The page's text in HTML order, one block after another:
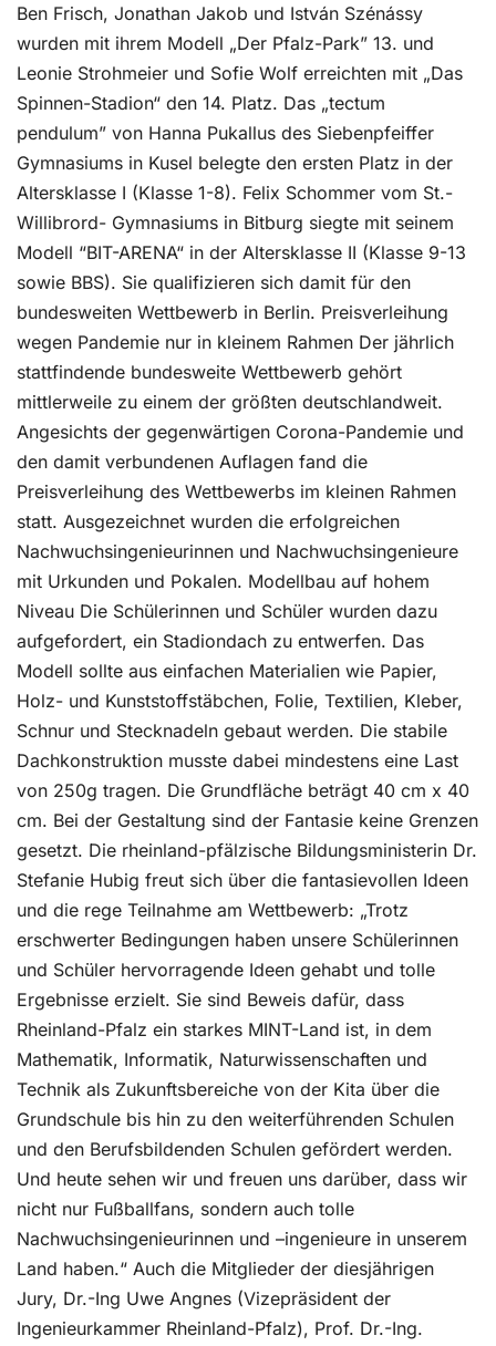
Ben Frisch, Jonathan Jakob und István Szénássy
wurden mit ihrem Modell „Der Pfalz-Park” 13. und
Leonie Strohmeier und Sofie Wolf erreichten mit „Das
Spinnen-Stadion“ den 14. Platz. Das „tectum
pendulum” von Hanna Pukallus des Siebenpfeiffer
Gymnasiums in Kusel belegte den ersten Platz in der
Altersklasse I (Klasse 1-8). Felix Schommer vom St.-
Willibrord- Gymnasiums in Bitburg siegte mit seinem
Modell “BIT-ARENA“ in der Altersklasse II (Klasse 9-13
sowie BBS). Sie qualifizieren sich damit für den
bundesweiten Wettbewerb in Berlin. Preisverleihung
wegen Pandemie nur in kleinem Rahmen Der jährlich
stattfindende bundesweite Wettbewerb gehört
mittlerweile zu einem der größten deutschlandweit.
Angesichts der gegenwärtigen Corona-Pandemie und
den damit verbundenen Auflagen fand die
Preisverleihung des Wettbewerbs im kleinen Rahmen
statt. Ausgezeichnet wurden die erfolgreichen
Nachwuchsingenieurinnen und Nachwuchsingenieure
mit Urkunden und Pokalen. Modellbau auf hohem
Niveau Die Schülerinnen und Schüler wurden dazu
aufgefordert, ein Stadiondach zu entwerfen. Das
Modell sollte aus einfachen Materialien wie Papier,
Holz- und Kunststoffstäbchen, Folie, Textilien, Kleber,
Schnur und Stecknadeln gebaut werden. Die stabile
Dachkonstruktion musste dabei mindestens eine Last
von 250g tragen. Die Grundfläche beträgt 40 cm x 40
cm. Bei der Gestaltung sind der Fantasie keine Grenzen
gesetzt. Die rheinland-pfälzische Bildungsministerin Dr.
Stefanie Hubig freut sich über die fantasievollen Ideen
und die rege Teilnahme am Wettbewerb: „Trotz
erschwerter Bedingungen haben unsere Schülerinnen
und Schüler hervorragende Ideen gehabt und tolle
Ergebnisse erzielt. Sie sind Beweis dafür, dass
Rheinland-Pfalz ein starkes MINT-Land ist, in dem
Mathematik, Informatik, Naturwissenschaften und
Technik als Zukunftsbereiche von der Kita über die
Grundschule bis hin zu den weiterführenden Schulen
und den Berufsbildenden Schulen gefördert werden.
Und heute sehen wir und freuen uns darüber, dass wir
nicht nur Fußballfans, sondern auch tolle
Nachwuchsingenieurinnen und –ingenieure in unserem
Land haben.“ Auch die Mitglieder der diesjährigen
Jury, Dr.-Ing Uwe Angnes (Vizepräsident der
Ingenieurkammer Rheinland-Pfalz), Prof. Dr.-Ing.